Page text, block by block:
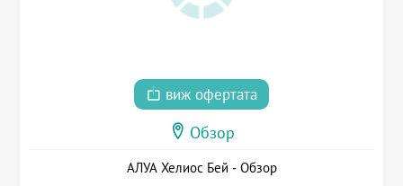
виж офертата
Обзор
АЛУА Хелиос Бей - Обзор